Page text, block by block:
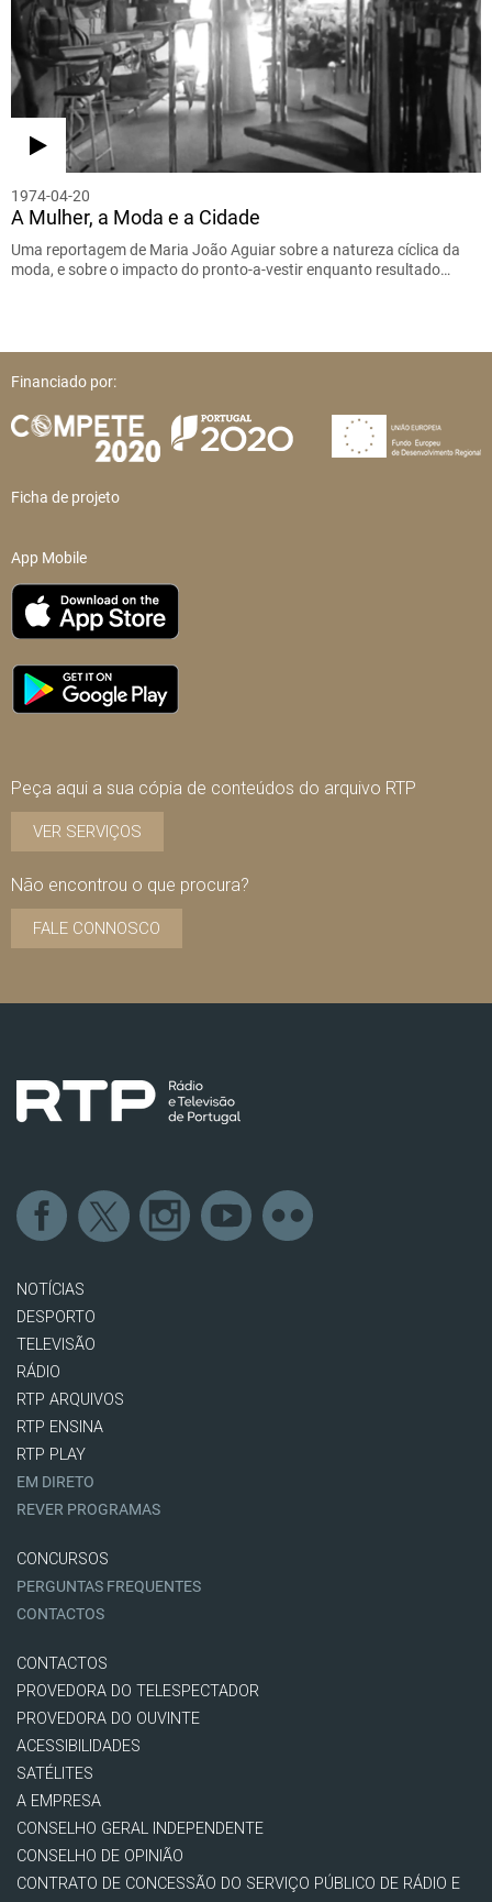
1974-04-20
A Mulher, a Moda e a Cidade
Uma reportagem de Maria João Aguiar sobre a natureza cíclica da
moda, e sobre o impacto do pronto-a-vestir enquanto resultado…
Financiado por:
Ficha de projeto
App Mobile
Peça aqui a sua cópia de conteúdos do arquivo RTP
VER SERVIÇOS
Não encontrou o que procura?
FALE CONNOSCO
NOTÍCIAS
DESPORTO
TELEVISÃO
RÁDIO
RTP ARQUIVOS
RTP ENSINA
RTP PLAY
EM DIRETO
REVER PROGRAMAS
CONCURSOS
PERGUNTAS FREQUENTES
CONTACTOS
CONTACTOS
PROVEDORA DO TELESPECTADOR
PROVEDORA DO OUVINTE
ACESSIBILIDADES
SATÉLITES
A EMPRESA
CONSELHO GERAL INDEPENDENTE
CONSELHO DE OPINIÃO
CONTRATO DE CONCESSÃO DO SERVIÇO PÚBLICO DE RÁDIO E